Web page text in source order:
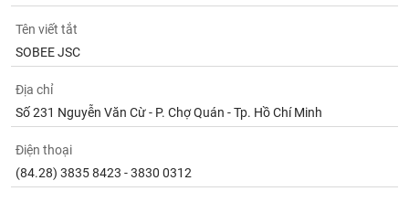
Tên viết tắt
SOBEE JSC
Địa chỉ
Số 231 Nguyễn Văn Cừ - P. Chợ Quán - Tp. Hồ Chí Minh
Điện thoại
(84.28) 3835 8423 - 3830 0312